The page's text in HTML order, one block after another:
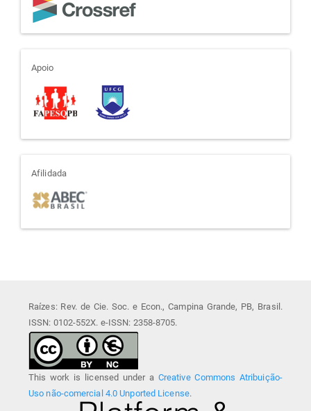
apoio
Apoio
afiliada
Afilidada
Raízes: Rev. de Cie. Soc. e Econ., Campina Grande, PB, Brasil.
ISSN: 0102-552X. e-ISSN: 2358-8705.
This work is licensed under a Creative Commons Atribuição-
Uso não-comercial 4.0 Unported License.